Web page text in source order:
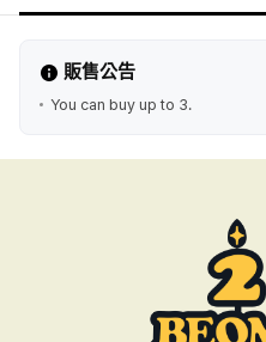
販售公告
You can buy up to 3.